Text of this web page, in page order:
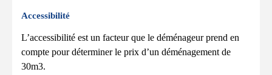
Accessibilité
L’accessibilité est un facteur que le déménageur prend en
compte pour déterminer le prix d’un déménagement de
30m3.